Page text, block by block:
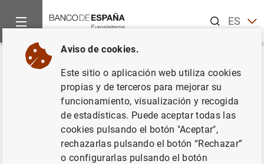
ESEN
Inicio Publicaciones
Volver
Data outliers and Bayesian
VARs in the euro area
Aviso de cookies.
Este sitio o aplicación web utiliza cookies
propias y de terceros para mejorar su
funcionamiento, visualización y recogida
de estadísticas. Puede aceptar todas las
cookies pulsando el botón "Aceptar",
rechazarlas pulsando el botón “Rechazar”
o configurarlas pulsando el botón